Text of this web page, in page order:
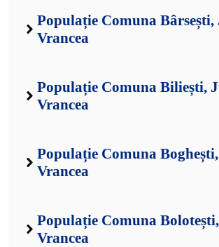
Populație Comuna Bârsești,
Vrancea
Populație Comuna Biliești,
Vrancea
Populație Comuna
Vrancea
Populație Comuna
Vrancea